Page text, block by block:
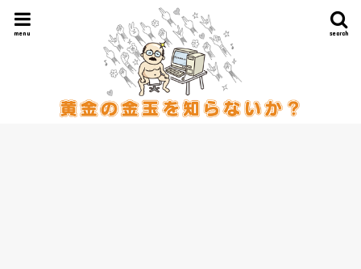
search
menu